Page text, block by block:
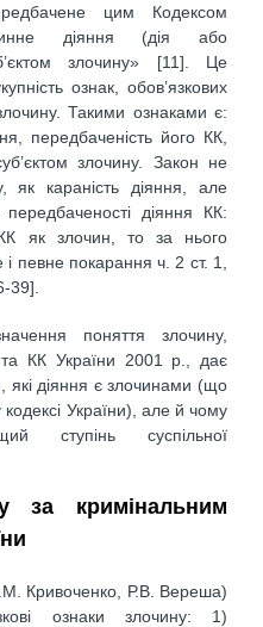
цим Кодексом
діяння (дія або
злочину» [11]. Це
ознак, обов’язкових
Такими ознаками є:
передбаченість його КК,
злочину. Закон не
як караність діяння, але
передбаченості діяння КК:
як злочин, то за нього
певне покарання ч. 2 ст. 1,
39].
поняття злочину,
КК України 2001 р., дає
які діяння є злочинами (що
України), але й чому
ступінь суспільної
за кримінальним
Кривоченко, Р.В. Вереша)
ознаки злочину: 1)